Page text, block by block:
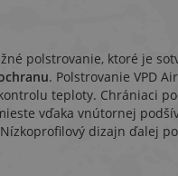
polstrovanie, ktoré je
. Polstrovanie VPD
teploty. Chrániaci
vďaka vnútornej
dizajn ďalej